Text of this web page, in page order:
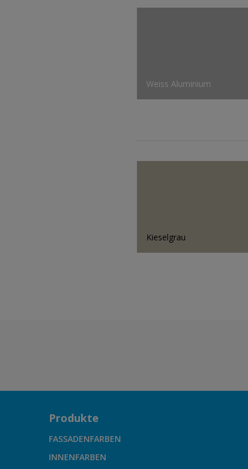
Weiss Aluminium
Kieselgrau
Produkte
FASSADENFARBEN
INNENFARBEN